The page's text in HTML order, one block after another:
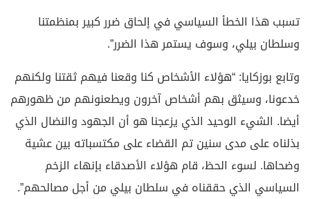
تسبب هذا الخطأ السياسي في إلحاق ضرر كبير بمنظمتنا
وسلطان بيلي، وسوف يستمر هذا الضرر”.
وتابع بوزكايا: “هؤلاء الأشخاص كنا وقعنا فيهم ثقتنا ولكنهم
خدعونا، وسيثق بهم أشخاص آخرون ويطعنونهم من ظهورهم
أيضا. الشيء الوحيد الذي يزعجنا هو أن الجهود والنضال الذي
بذلناه على مدى سنين تم القضاء على مكتسباته بين عشية
وضحاها. لسوء الحظ، قام هؤلاء الأصدقاء بإنهاء الزخم
السياسي الذي حققناه في سلطان بيلي من أجل مصالحهم”.